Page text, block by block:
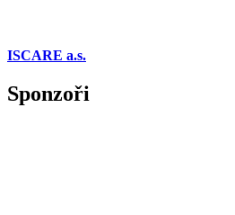
ISCARE a.s.
Sponzoři